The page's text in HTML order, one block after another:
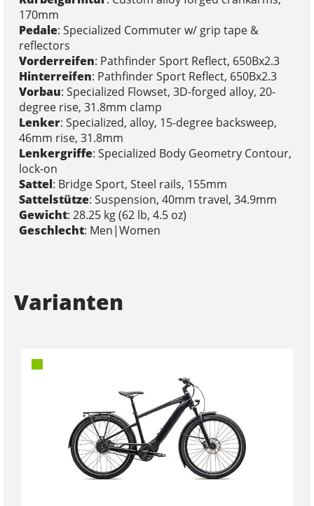
170mm
Pedale: Specialized Commuter w/ grip tape &
reflectors
Vorderreifen: Pathfinder Sport Reflect, 650Bx2.3
Hinterreifen: Pathfinder Sport Reflect, 650Bx2.3
Vorbau: Specialized Flowset, 3D-forged alloy, 20-
degree rise, 31.8mm clamp
Lenker: Specialized, alloy, 15-degree backsweep,
46mm rise, 31.8mm
Lenkergriffe: Specialized Body Geometry Contour,
lock-on
Sattel: Bridge Sport, Steel rails, 155mm
Sattelstütze: Suspension, 40mm travel, 34.9mm
Gewicht: 28.25 kg (62 lb, 4.5 oz)
Geschlecht: Men|Women
Varianten